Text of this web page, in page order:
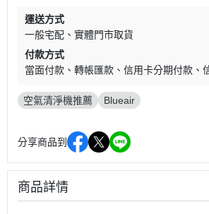
運送方式
一般宅配
實體門市取貨
付款方式
當面付款
轉帳匯款 信用卡分期付款
空氣清淨機推薦 Blueair
分享商品到
商品詳情